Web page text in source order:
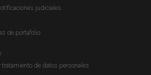
canal del Dique se convierten en la
más importante de la parte baja de
acuerdo con el estudio, tal vez el
judiciales
de portafolio
de datos personales